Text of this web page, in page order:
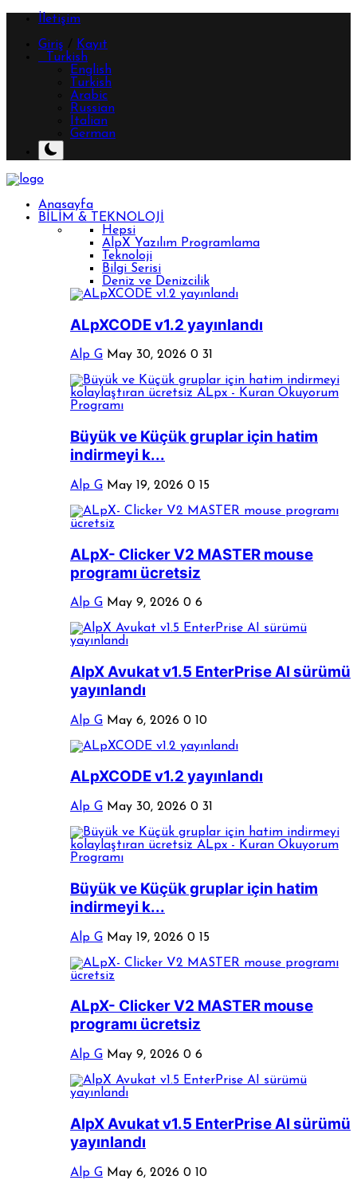
İletişim
Giriş
Kayıt
Turkish
English
Turkish
Arabic
Russian
Italian
German
Anasayfa
BİLİM & TEKNOLOJİ
Hepsi
AlpX Yazılım Programlama
Teknoloji
Bilgi Serisi
Deniz ve Denizcilik
ALpXCODE v1.2 yayınlandı
Alp G May 30, 2026 0 31
Büyük ve Küçük gruplar için hatim
indirmeyi k...
Alp G May 19, 2026 0 15
ALpX- Clicker V2 MASTER mouse
programı ücretsiz
Alp G May 9, 2026 0 6
AlpX Avukat v1.5 EnterPrise AI sürümü
yayınlandı
Alp G May 6, 2026 0 10
ALpXCODE v1.2 yayınlandı
Alp G May 30, 2026 0 31
Büyük ve Küçük gruplar için hatim
indirmeyi k...
Alp G May 19, 2026 0 15
ALpX- Clicker V2 MASTER mouse
programı ücretsiz
Alp G May 9, 2026 0 6
AlpX Avukat v1.5 EnterPrise AI sürümü
yayınlandı
Alp G May 6, 2026 0 10